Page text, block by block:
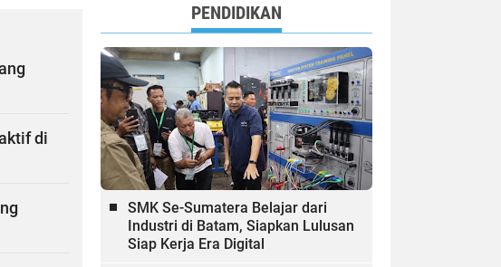
di
PENDIDIKAN
SMK Se-Sumatera Belajar dari
Industri di Batam, Siapkan Lulusan
Siap Kerja Era Digital